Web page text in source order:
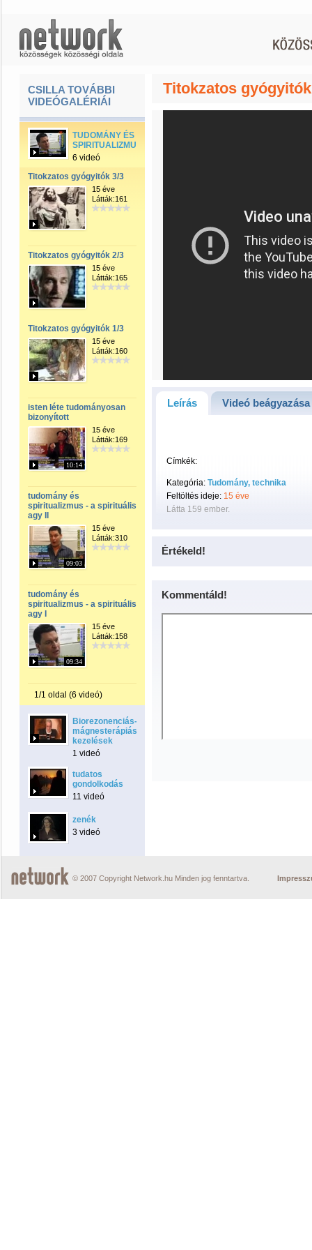
CSILLA TOVÁBBI
VIDEÓGALÉRIÁI
TUDOMÁNY ÉS
SPIRITUALIZMUS
6 videó
Titokzatos gyógyitók 3/3
15 éve
Látták:161
Titokzatos gyógyitók 2/3
15 éve
Látták:165
Titokzatos gyógyitók 1/3
15 éve
Látták:160
isten léte tudományosan
bizonyított
10:14
15 éve
Látták:169
tudomány és
spiritualizmus - a spirituális
agy II
09:03
15 éve
Látták:310
tudomány és
spiritualizmus - a spirituális
agy I
09:34
15 éve
Látták:158
1/1 oldal (6 videó)
Biorezonenciás-
mágnesterápiás
kezelések
1 videó
tudatos
gondolkodás
11 videó
zenék
3 videó
Titokzatos
Leírás Videó beágyazása
Címkék:
Kategória: Tudomány, technika
Feltöltés ideje: 15 éve
Látta 159 ember.
Értékeld!
Kommentáld!
© 2007 Copyright Network.hu Minden jog fenntartva.